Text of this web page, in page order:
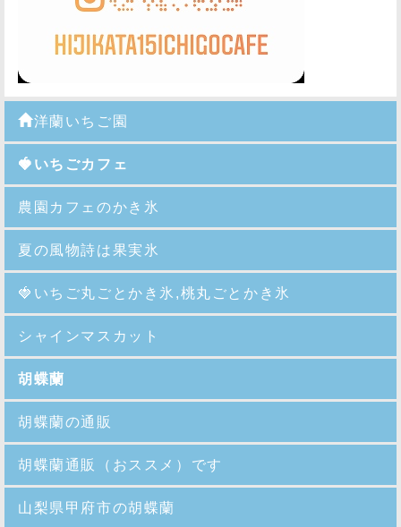
洋蘭いちご園
🍓いちごカフェ
農園カフェのかき氷
夏の風物詩は果実氷
🍓 いちご丸ごとかき氷,桃丸ごとかき氷
シャインマスカット
胡蝶蘭
胡蝶蘭の通販
胡蝶蘭通販（おススメ）です
山梨県甲府市の胡蝶蘭